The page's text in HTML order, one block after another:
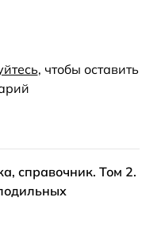
, чтобы оставить
справочник. Том 2.